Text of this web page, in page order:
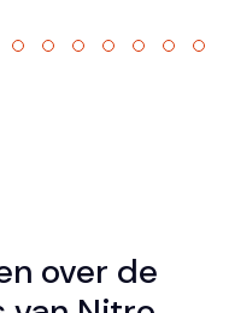
over de